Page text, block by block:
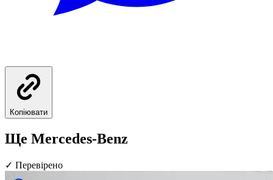
Копіювати
Ще Mercedes-Benz
✓ Перевірено